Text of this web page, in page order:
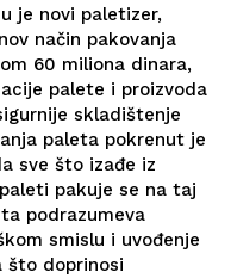
je novi paletizer,
način pakovanja
60 miliona dinara,
palete i proizvoda
skladištenje
paleta pokrenut je
sve što izađe iz
pakuje se na taj
podrazumeva
smislu i uvođenje
što doprinosi